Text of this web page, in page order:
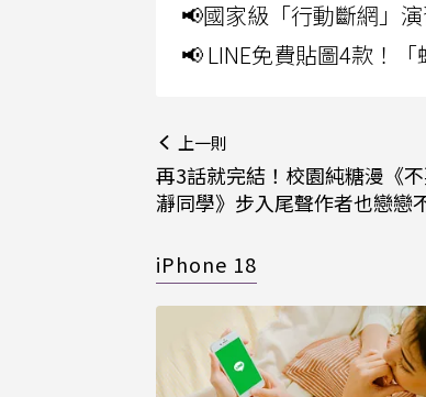
📢國家級「行動斷網」
📢 LINE免費貼圖4款！
上一則
再3話就完結！校園純糖漫《
瀞同學》步入尾聲作者也戀戀
iPhone 18